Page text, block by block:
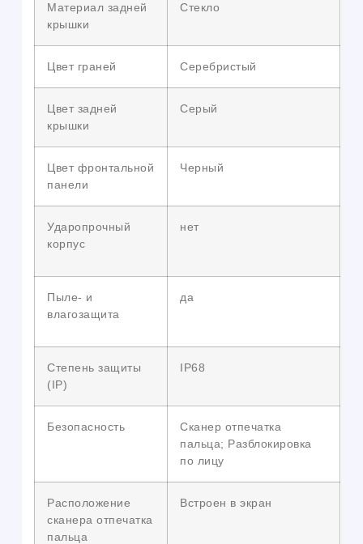
Материал задней
крышки
Стекло
Цвет граней Серебристый
Цвет задней
крышки
Серый
Цвет фронтальной
панели
Черный
Ударопрочный
корпус
нет
Пыле- и
влагозащита
да
Степень защиты
(IP)
IP68
Безопасность
Сканер отпечатка
пальца; Разблокировка
по лицу
Расположение
сканера отпечатка
пальца
Встроен в экран